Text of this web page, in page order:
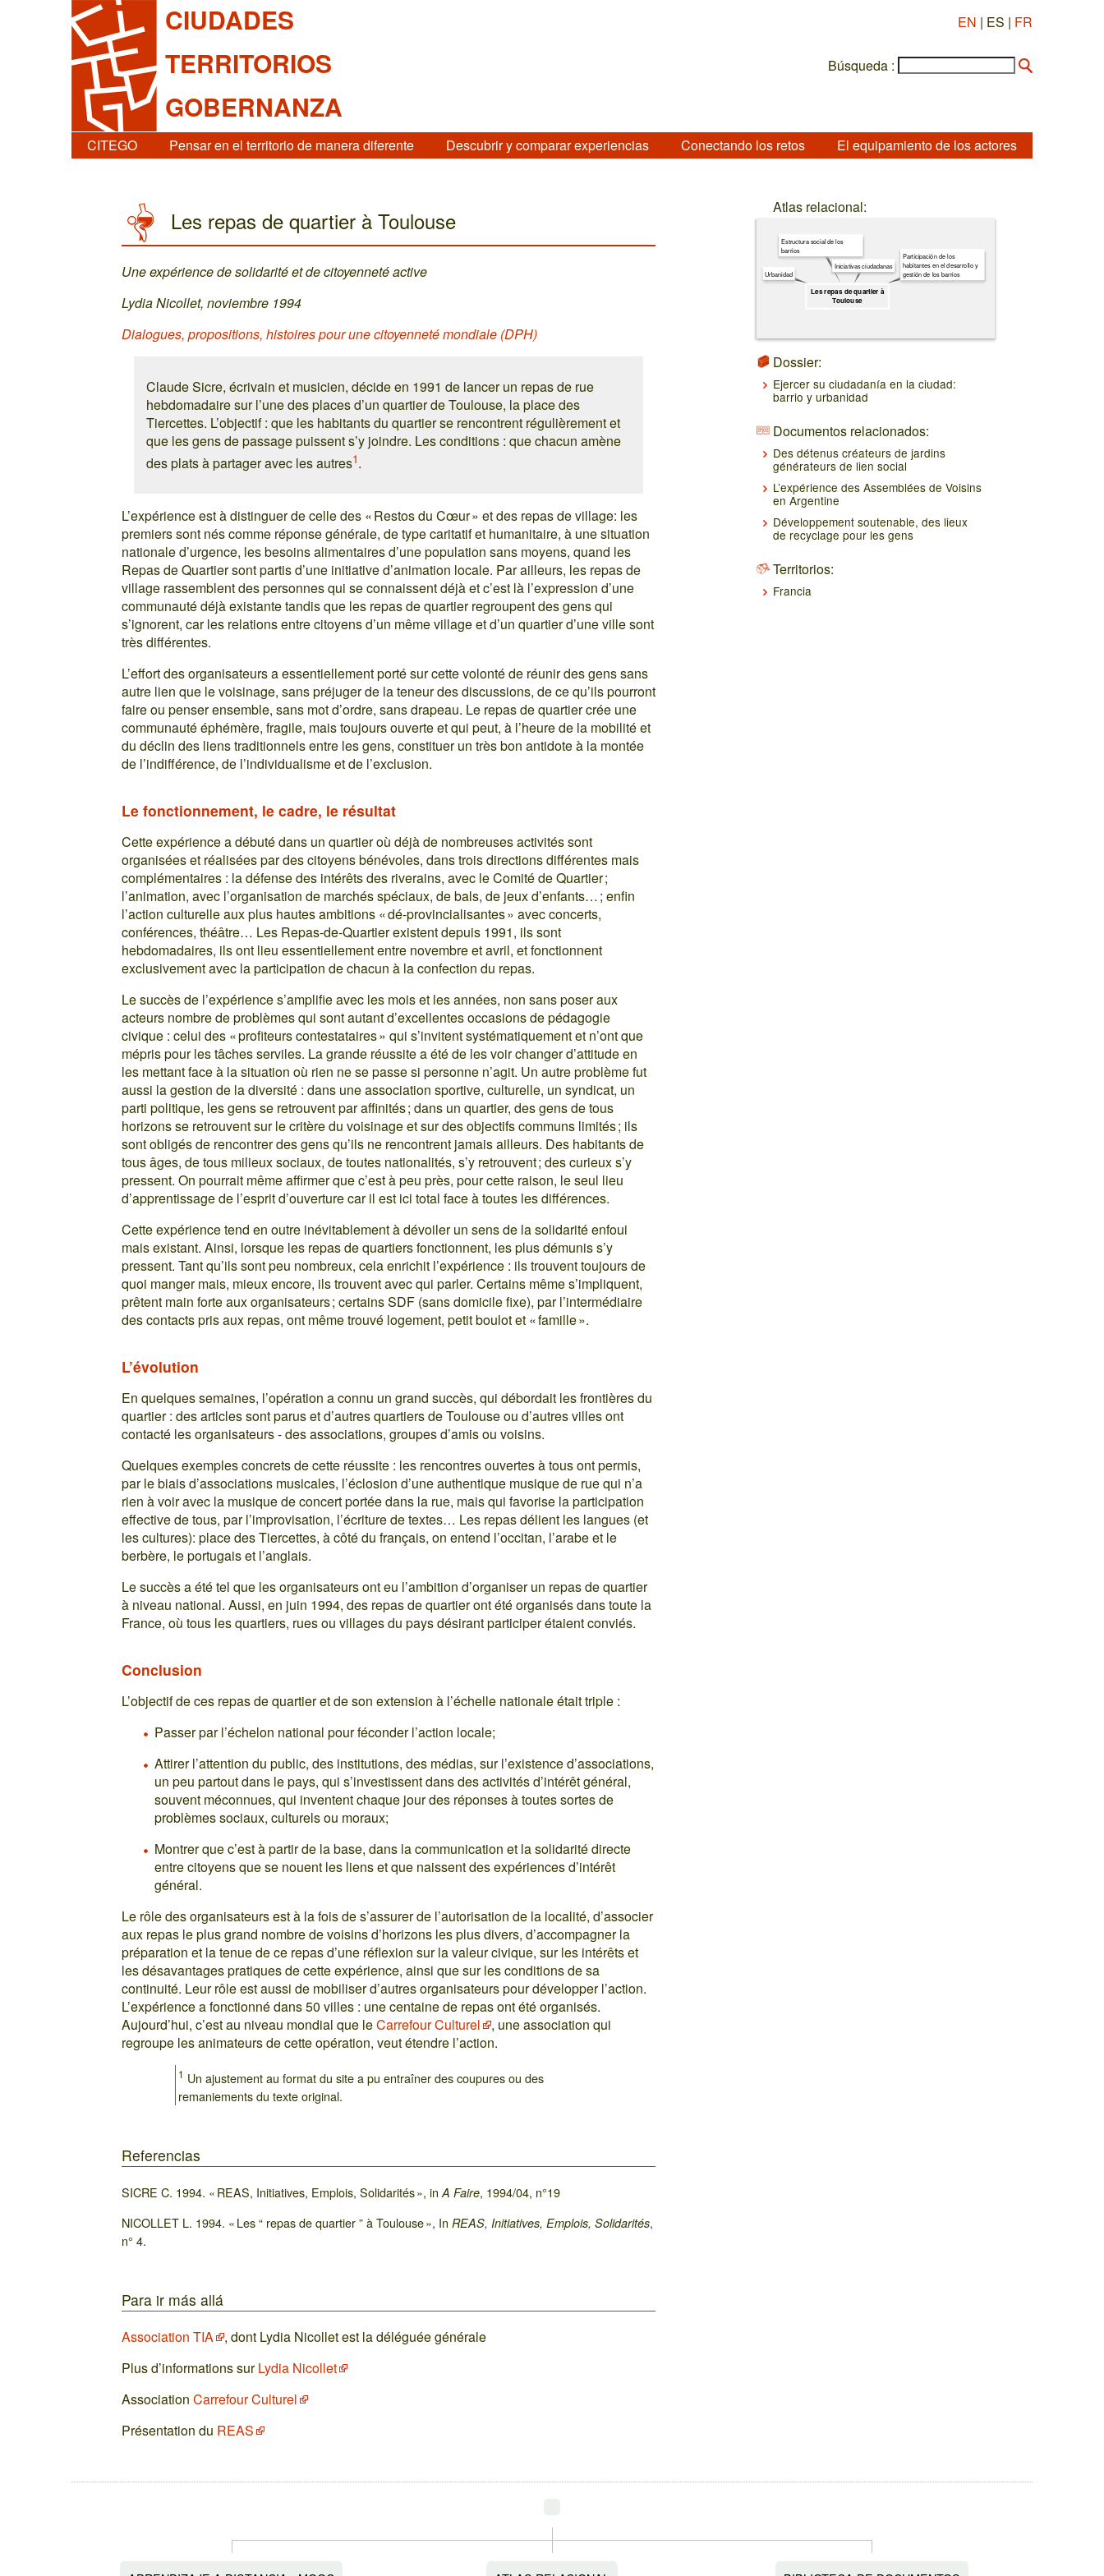
CIUDADES
TERRITORIOS
GOBERNANZA
EN | ES | FR
Búsqueda :
CITEGO Pensar en el territorio de manera diferente Descubrir y comparar experiencias Conectando los retos El equipamiento de los actores
Les repas de quartier à Toulouse
Une expérience de solidarité et de citoyenneté active
Lydia Nicollet, noviembre 1994
Dialogues, propositions, histoires pour une citoyenneté mondiale (DPH)
Claude Sicre, écrivain et musicien, décide en 1991 de lancer un repas de rue
hebdomadaire sur l’une des places d’un quartier de Toulouse, la place des
Tiercettes. L’objectif : que les habitants du quartier se rencontrent régulièrement et
que les gens de passage puissent s’y joindre. Les conditions : que chacun amène
des plats à partager avec les autres1.
L’expérience est à distinguer de celle des « Restos du Cœur » et des repas de village: les
premiers sont nés comme réponse générale, de type caritatif et humanitaire, à une situation
nationale d’urgence, les besoins alimentaires d’une population sans moyens, quand les
Repas de Quartier sont partis d’une initiative d’animation locale. Par ailleurs, les repas de
village rassemblent des personnes qui se connaissent déjà et c’est là l’expression d’une
communauté déjà existante tandis que les repas de quartier regroupent des gens qui
s’ignorent, car les relations entre citoyens d’un même village et d’un quartier d’une ville sont
très différentes.
L’effort des organisateurs a essentiellement porté sur cette volonté de réunir des gens sans
autre lien que le voisinage, sans préjuger de la teneur des discussions, de ce qu’ils pourront
faire ou penser ensemble, sans mot d’ordre, sans drapeau. Le repas de quartier crée une
communauté éphémère, fragile, mais toujours ouverte et qui peut, à l’heure de la mobilité et
du déclin des liens traditionnels entre les gens, constituer un très bon antidote à la montée
de l’indifférence, de l’individualisme et de l’exclusion.
Le fonctionnement, le cadre, le résultat
Cette expérience a débuté dans un quartier où déjà de nombreuses activités sont
organisées et réalisées par des citoyens bénévoles, dans trois directions différentes mais
complémentaires : la défense des intérêts des riverains, avec le Comité de Quartier ;
l’animation, avec l’organisation de marchés spéciaux, de bals, de jeux d’enfants… ; enfin
l’action culturelle aux plus hautes ambitions « dé-provincialisantes » avec concerts,
conférences, théâtre… Les Repas-de-Quartier existent depuis 1991, ils sont
hebdomadaires, ils ont lieu essentiellement entre novembre et avril, et fonctionnent
exclusivement avec la participation de chacun à la confection du repas.
Le succès de l’expérience s’amplifie avec les mois et les années, non sans poser aux
acteurs nombre de problèmes qui sont autant d’excellentes occasions de pédagogie
civique : celui des « profiteurs contestataires » qui s’invitent systématiquement et n’ont que
mépris pour les tâches serviles. La grande réussite a été de les voir changer d’attitude en
les mettant face à la situation où rien ne se passe si personne n’agit. Un autre problème fut
aussi la gestion de la diversité : dans une association sportive, culturelle, un syndicat, un
parti politique, les gens se retrouvent par affinités ; dans un quartier, des gens de tous
horizons se retrouvent sur le critère du voisinage et sur des objectifs communs limités ; ils
sont obligés de rencontrer des gens qu’ils ne rencontrent jamais ailleurs. Des habitants de
tous âges, de tous milieux sociaux, de toutes nationalités, s’y retrouvent ; des curieux s’y
pressent. On pourrait même affirmer que c’est à peu près, pour cette raison, le seul lieu
d’apprentissage de l’esprit d’ouverture car il est ici total face à toutes les différences.
Cette expérience tend en outre inévitablement à dévoiler un sens de la solidarité enfoui
mais existant. Ainsi, lorsque les repas de quartiers fonctionnent, les plus démunis s’y
pressent. Tant qu’ils sont peu nombreux, cela enrichit l’expérience : ils trouvent toujours de
quoi manger mais, mieux encore, ils trouvent avec qui parler. Certains même s’impliquent,
prêtent main forte aux organisateurs ; certains SDF (sans domicile fixe), par l’intermédiaire
des contacts pris aux repas, ont même trouvé logement, petit boulot et « famille ».
L’évolution
En quelques semaines, l’opération a connu un grand succès, qui débordait les frontières du
quartier : des articles sont parus et d’autres quartiers de Toulouse ou d’autres villes ont
contacté les organisateurs - des associations, groupes d’amis ou voisins.
Quelques exemples concrets de cette réussite : les rencontres ouvertes à tous ont permis,
par le biais d’associations musicales, l’éclosion d’une authentique musique de rue qui n’a
rien à voir avec la musique de concert portée dans la rue, mais qui favorise la participation
effective de tous, par l’improvisation, l’écriture de textes… Les repas délient les langues (et
les cultures): place des Tiercettes, à côté du français, on entend l’occitan, l’arabe et le
berbère, le portugais et l’anglais.
Le succès a été tel que les organisateurs ont eu l’ambition d’organiser un repas de quartier
à niveau national. Aussi, en juin 1994, des repas de quartier ont été organisés dans toute la
France, où tous les quartiers, rues ou villages du pays désirant participer étaient conviés.
Conclusion
L’objectif de ces repas de quartier et de son extension à l’échelle nationale était triple :
Passer par l’échelon national pour féconder l’action locale;
Attirer l’attention du public, des institutions, des médias, sur l’existence d’associations,
un peu partout dans le pays, qui s’investissent dans des activités d’intérêt général,
souvent méconnues, qui inventent chaque jour des réponses à toutes sortes de
problèmes sociaux, culturels ou moraux;
Montrer que c’est à partir de la base, dans la communication et la solidarité directe
entre citoyens que se nouent les liens et que naissent des expériences d’intérêt
général.
Le rôle des organisateurs est à la fois de s’assurer de l’autorisation de la localité, d’associer
aux repas le plus grand nombre de voisins d’horizons les plus divers, d’accompagner la
préparation et la tenue de ce repas d’une réflexion sur la valeur civique, sur les intérêts et
les désavantages pratiques de cette expérience, ainsi que sur les conditions de sa
continuité. Leur rôle est aussi de mobiliser d’autres organisateurs pour développer l’action.
L’expérience a fonctionné dans 50 villes : une centaine de repas ont été organisés.
Aujourd’hui, c’est au niveau mondial que leCarrefour Culturel
, une association qui
regroupe les animateurs de cette opération, veut étendre l’action.
1 Un ajustement au format du site a pu entraîner des coupures ou des
remaniements du texte original.
Referencias
SICRE C. 1994. « REAS, Initiatives, Emplois, Solidarités », inA Faire, 1994/04, n°19
NICOLLET L. 1994. « Les “ repas de quartier ” à Toulouse », In REAS, Initiatives, Emplois, Solidarités,
n° 4.
Para ir más allá
Association TIA
, dont Lydia Nicollet est la déléguée générale
Plus d’informations surLydia Nicollet
AssociationCarrefour Culturel
Présentation du REAS
Atlas relacional:
Les repas de quartier à
Toulouse
Participación de los
habitantes en el desarrollo y
gestión de los barrios
Iniciativas ciudadanas
Estructura social de los
barrios
Urbanidad
Dossier:
Ejercer su ciudadanía en la ciudad:
barrio y urbanidad
Documentos relacionados:
Des détenus créateurs de jardins
générateurs de lien social
L’expérience des Assemblées de Voisins
en Argentine
Développement soutenable, des lieux
de recyclage pour les gens
Territorios:
Francia